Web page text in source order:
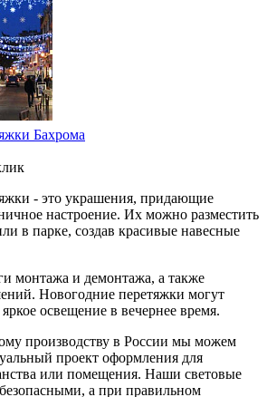
Бахрома
- это украшения, придающие
настроение. Их можно разместить
в парке, создав красивые навесные
монтажа и демонтажа, а также
Новогодние перетяжки могут
освещение в вечернее время.
производству в России мы можем
проект оформления для
или помещения. Наши световые
а при правильном